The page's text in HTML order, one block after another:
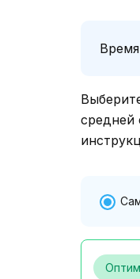
средней